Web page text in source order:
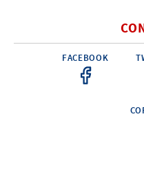
FACEBOOK